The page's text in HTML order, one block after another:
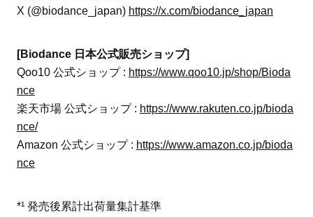
X (@biodance_japan) https://x.com/biodance_japan
[Biodance 日本公式販売ショップ]
Qoo10 公式ショップ : https://www.qoo10.jp/shop/Bioda
nce
楽天市場 公式ショップ : https://www.rakuten.co.jp/bioda
nce/
Amazon 公式ショップ : https://www.amazon.co.jp/bioda
nce
*¹ 発売後累計出荷量集計基準